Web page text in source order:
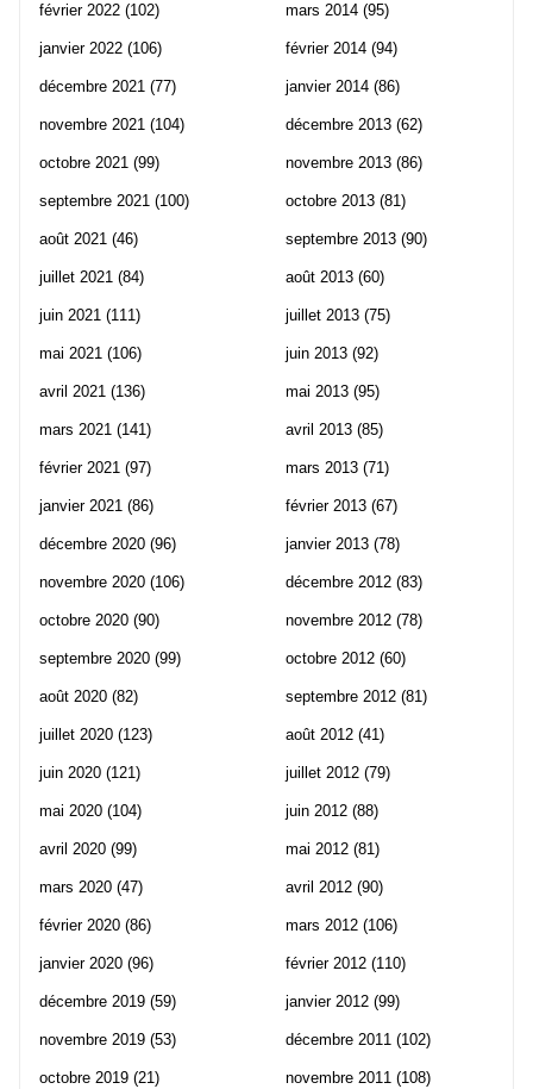
février 2022 (102)
janvier 2022 (106)
décembre 2021 (77)
novembre 2021 (104)
octobre 2021 (99)
septembre 2021 (100)
août 2021 (46)
juillet 2021 (84)
juin 2021 (111)
mai 2021 (106)
avril 2021 (136)
mars 2021 (141)
février 2021 (97)
janvier 2021 (86)
décembre 2020 (96)
novembre 2020 (106)
octobre 2020 (90)
septembre 2020 (99)
août 2020 (82)
juillet 2020 (123)
juin 2020 (121)
mai 2020 (104)
avril 2020 (99)
mars 2020 (47)
février 2020 (86)
janvier 2020 (96)
décembre 2019 (59)
novembre 2019 (53)
octobre 2019 (21)
mars 2014 (95)
février 2014 (94)
janvier 2014 (86)
décembre 2013 (62)
novembre 2013 (86)
octobre 2013 (81)
septembre 2013 (90)
août 2013 (60)
juillet 2013 (75)
juin 2013 (92)
mai 2013 (95)
avril 2013 (85)
mars 2013 (71)
février 2013 (67)
janvier 2013 (78)
décembre 2012 (83)
novembre 2012 (78)
octobre 2012 (60)
septembre 2012 (81)
août 2012 (41)
juillet 2012 (79)
juin 2012 (88)
mai 2012 (81)
avril 2012 (90)
mars 2012 (106)
février 2012 (110)
janvier 2012 (99)
décembre 2011 (102)
novembre 2011 (108)